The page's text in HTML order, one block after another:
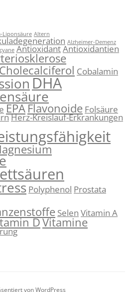
Liponsäure Altern
Alzheimer-Demenz
AntioxidantAntioxidantien
Cholecalciferol Cobalamin
DHA
EPAFlavonoide Folsäure
Herz-Kreislauf-Erkrankungen
Polyphenol Prostata
Selen Vitamin A
DVitamine
von WordPress